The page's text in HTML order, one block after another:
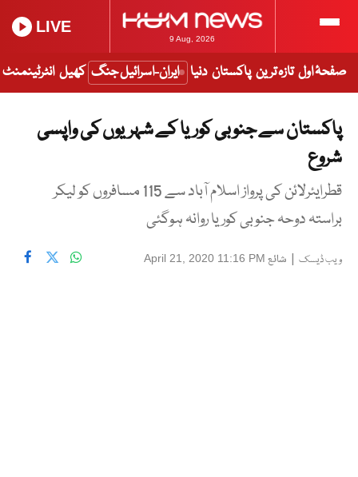
9 Aug, 2026
LIVE
صفحۂ اول تازہ ترین پاکستان دنیا ایران-اسرائیل جنگ کھیل انٹرٹینمنٹ
پاکستان سے جنوبی کوریا کے شہریوں کی واپسی
شروع
قطرایئرلائن کی پرواز اسلام آباد سے 115 مسافروں کو لیکر
براستہ دوحہ جنوبی کوریا روانہ ہوگئی
ویب ڈیسک | شائع April 21, 2020 11:16 PM